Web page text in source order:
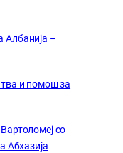
Албанија –
и помош за
со
Абхазија